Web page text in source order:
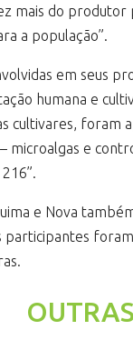
mais do
a população”.
em seus
humana e
cultivares, foram
e
e Nova